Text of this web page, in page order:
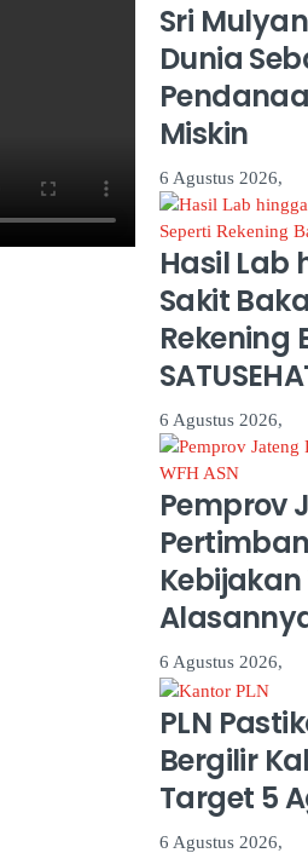
Sri
Dunia
Miskin
6 Agustus 2026,
Hasil Lab
Sakit
Rekening
6 Agustus 2026,
Pemprov
Kebijakan
6 Agustus 2026,
PLN
Bergilir
Target 5
6 Agustus 2026,